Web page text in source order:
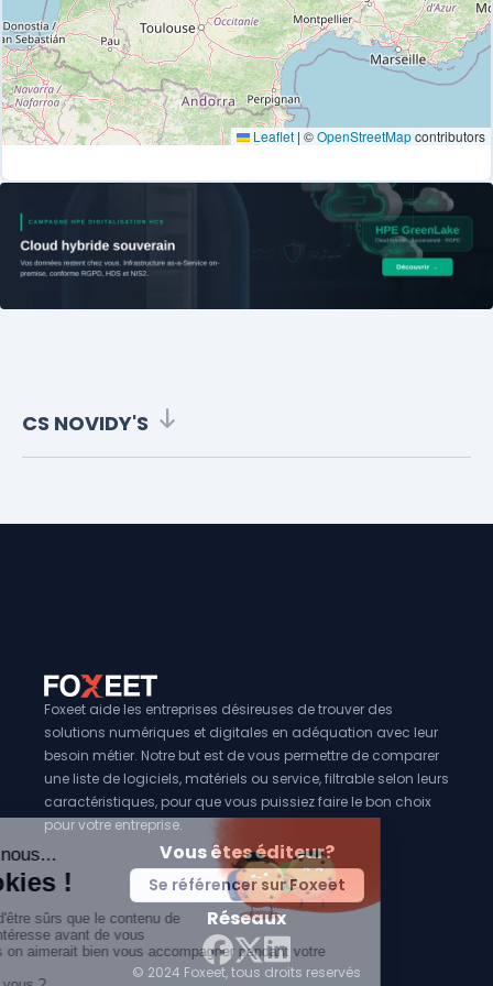
Leaflet | ©OpenStreetMapcontributors
CS NOVIDY'S
Foxeet aide les entreprises désireuses de trouver des
solutions numériques et digitales en adéquation avec leur
besoin métier. Notre but est de vous permettre de comparer
une liste de logiciels, matériels ou service, filtrable selon leurs
caractéristiques, pour que vous puissiez faire le bon choix
pour votre entreprise.
Vous êtes éditeur?
Se référencer sur Foxeet
Réseaux
Facebook
Twitter X
LinkedIn
© 2024 Foxeet, tous droits reservés